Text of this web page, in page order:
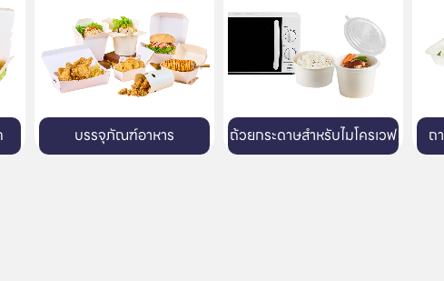
ถ้วยกระดาษสำหรับไมโครเวฟ ถาดกระดาษสำหรับเตาอบ